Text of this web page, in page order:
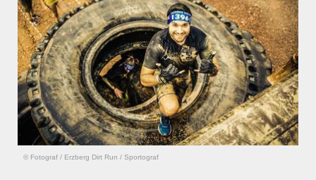
© Fotograf / Erzberg Dirt Run / Sportograf